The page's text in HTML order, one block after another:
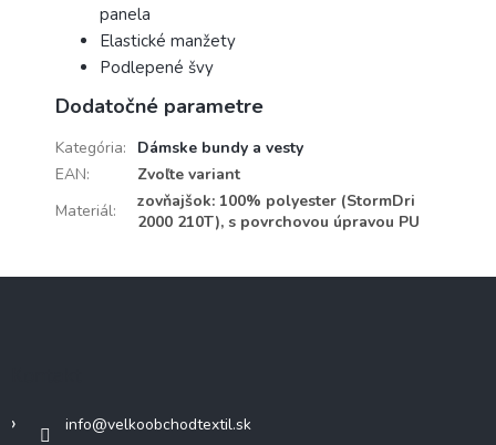
panela
Elastické manžety
Podlepené švy
Dodatočné parametre
Kategória:
Dámske bundy a vesty
EAN:
Zvoľte variant
Materiál:
zovňajšok: 100% polyester (StormDri
2000 210T), s povrchovou úpravou PU
info@velkoobchodtextil.sk